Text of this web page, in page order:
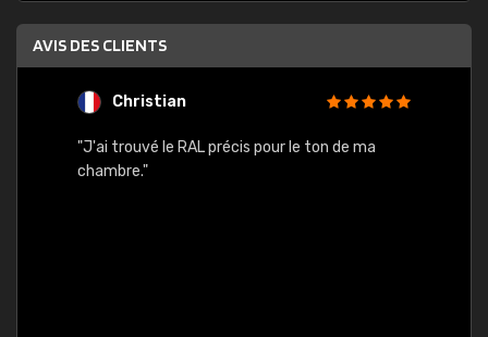
AVIS DES CLIENTS
Christian
"J'ai trouvé le RAL précis pour le ton de ma
chambre."